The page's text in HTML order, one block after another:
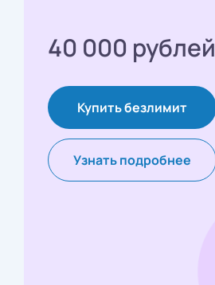
40 000 рублей
Купить безлимит
Узнать подробнее